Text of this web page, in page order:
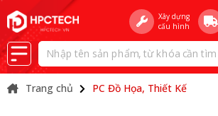
Xây dựng
cấu hình
Trang chủ PC Đồ Họa, Thiết Kế